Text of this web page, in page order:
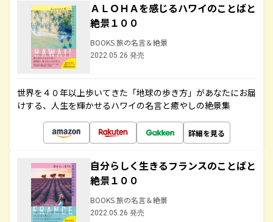
ＡＬＯＨＡを感じるハワイのことばと
絶景１００
BOOKS 旅の名言＆絶景
2022.05.26 発売
世界を４０年以上歩いてきた「地球の歩き方」があなたにお届
けする、人生を輝かせるハワイの名言と癒やしの絶景集
詳細を見る
自分らしく生きるフランスのことばと
絶景１００
BOOKS 旅の名言＆絶景
2022.05.26 発売